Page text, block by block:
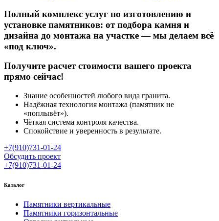
Полный комплекс услуг по изготовлению и
установке памятников: от подбора камня и
дизайна до монтажа на участке — мы делаем всё
«под ключ».
Получите расчет стоимости вашего проекта
прямо сейчас!
Знание особенностей любого вида гранита.
Надёжная технология монтажа (памятник не
«поплывёт»).
Чёткая система контроля качества.
Спокойствие и уверенность в результате.
+7(910)731-01-24
Обсудить проект
+7(910)731-01-24
Каталог
Памятники вертикальные
Памятники горизонтальные